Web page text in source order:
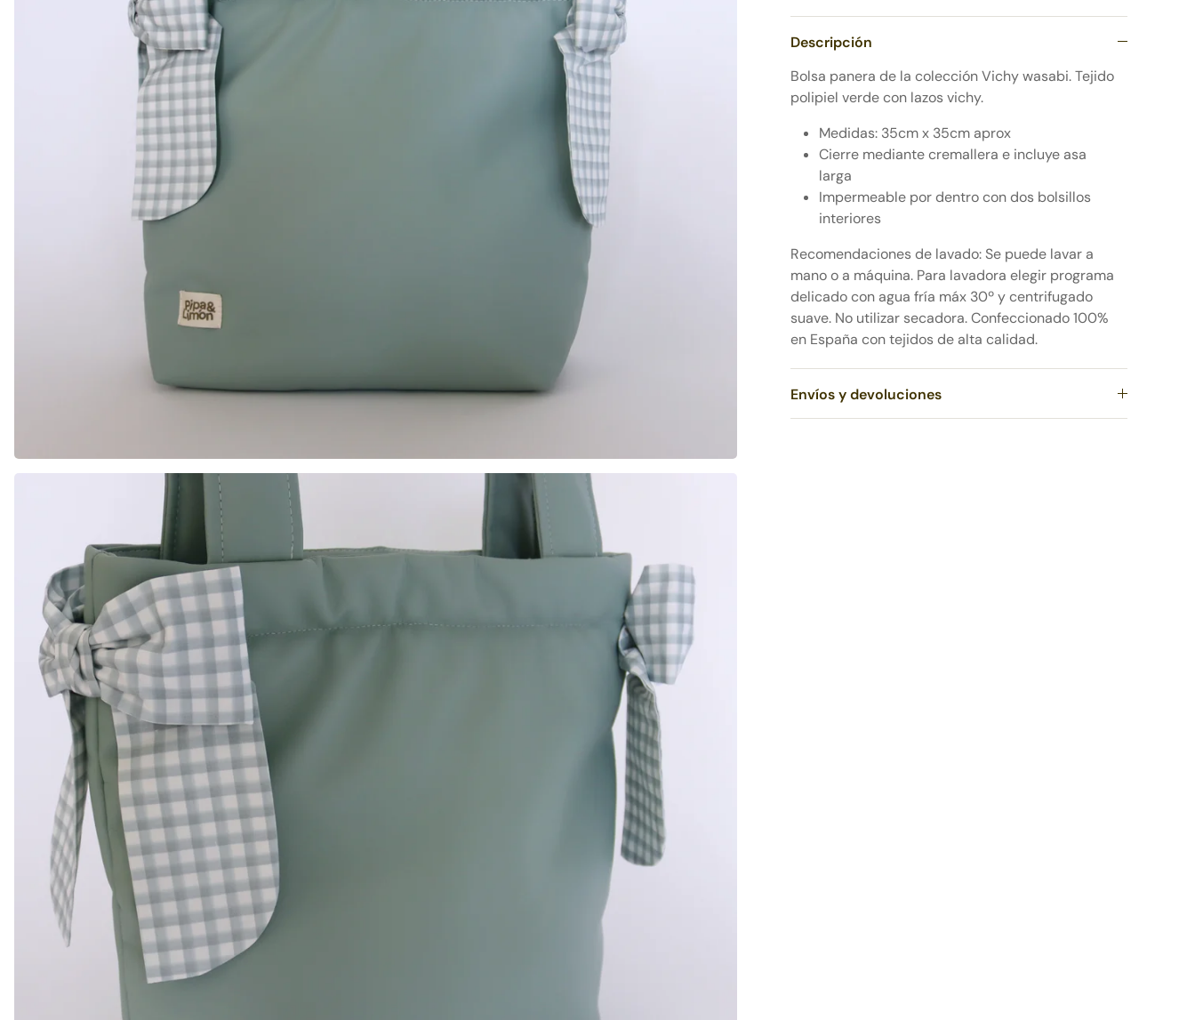
Descripción
Bolsa panera de la colección Vichy wasabi. Tejido
polipiel verde con lazos vichy.
Medidas: 35cm x 35cm aprox
Cierre mediante cremallerae incluye asa
larga
Impermeable por dentro con dos bolsillos
interiores
Recomendaciones de lavado: Se puede lavar a
mano o a máquina. Para lavadora elegir programa
delicado con agua fría máx 30º y centrifugado
suave. No utilizar secadora. Confeccionado 100%
en España con tejidos de alta calidad.
Envíos y devoluciones